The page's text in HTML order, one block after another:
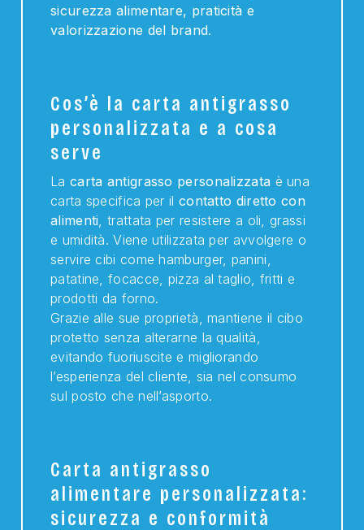
sicurezza alimentare, praticità e
valorizzazione del brand.
Cos’è la carta antigrasso
personalizzata e a cosa
serve
La carta antigrasso personalizzata è una
carta specifica per il contatto diretto con
alimenti, trattata per resistere a oli, grassi
e umidità. Viene utilizzata per avvolgere o
servire cibi come hamburger, panini,
patatine, focacce, pizza al taglio, fritti e
prodotti da forno.
Grazie alle sue proprietà, mantiene il cibo
protetto senza alterarne la qualità,
evitando fuoriuscite e migliorando
l’esperienza del cliente, sia nel consumo
sul posto che nell’asporto.
Carta antigrasso
alimentare personalizzata:
sicurezza e conformità